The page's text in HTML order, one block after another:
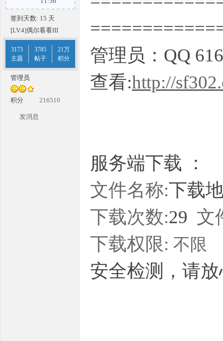
签到天数: 15 天
[LV.4]偶尔看看III
3173
主题
3785
帖子
21万
积分
管理员
积分 216510
发消息
管理员：QQ
查看:http://
服务端下载 ：
文件名称:下载
下载次数:29 文
下载权限: 不限
安全检测，请